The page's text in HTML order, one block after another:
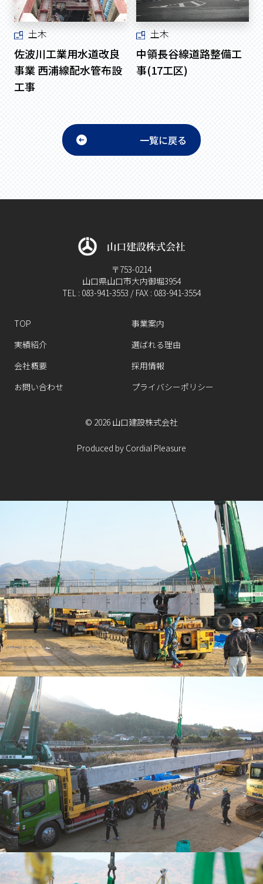
土木
佐波川工業用水道改良
事業 西浦線配水管布設
工事
土木
中領長谷線道路整備工
事(17工区)
一覧に戻る
〒753-0214
山口県山口市大内御堀3954
TEL : 083-941-3553 / FAX : 083-941-3554
TOP
事業案内
実績紹介
選ばれる理由
会社概要
採用情報
お問い合わせ
プライバシーポリシー
© 2026 山口建設株式会社
Produced by Cordial Pleasure